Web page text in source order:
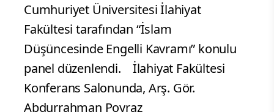
Cumhuriyet Üniversitesi İlahiyat
Fakültesi tarafından “İslam
Düşüncesinde Engelli Kavramı” konulu
panel düzenlendi.
İlahiyat Fakültesi
Konferans Salonunda, Arş. Gör.
Abdurrahman Poyraz